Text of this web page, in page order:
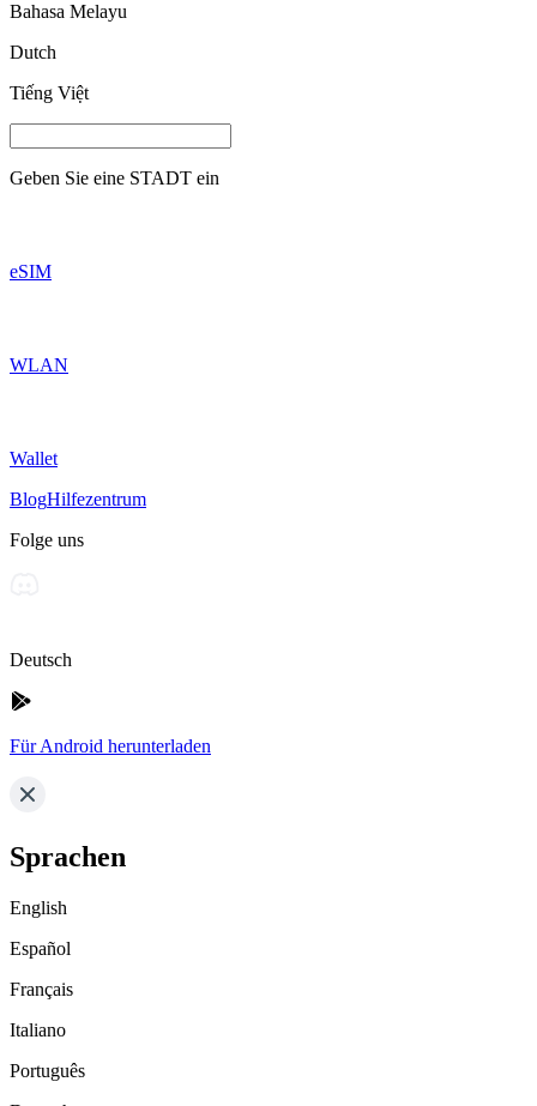
Bahasa Melayu
Dutch
Tiếng Việt
Geben Sie eine STADT ein
eSIM
WLAN
Wallet
BlogHilfezentrum
Folge uns
Deutsch
Für Android herunterladen
Sprachen
English
Español
Français
Italiano
Português